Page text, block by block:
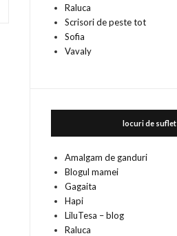
Raluca
Scrisori de peste tot
Sofia
Vavaly
locuri de suflet
Amalgam de ganduri
Blogul mamei
Gagaita
Hapi
LiluTesa – blog
Raluca